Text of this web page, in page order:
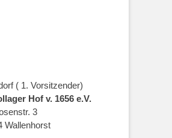
( 1. Vorsitzender)
Hof v. 1656 e.V.
3
Wallenhorst